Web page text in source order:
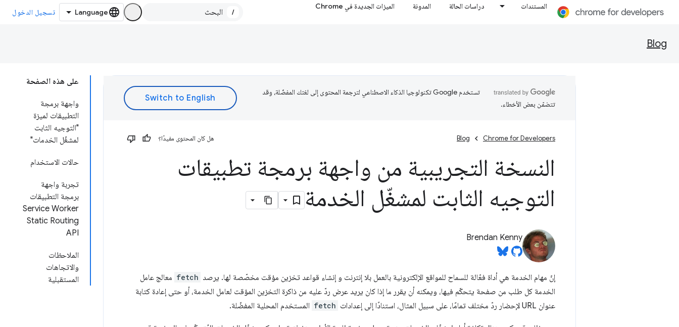
المستندات دراسات الحالة المدونة الميزات الجديدة في Chrome
/ تسجيل الدخول
Blog
على هذه الصفحة
واجهة برمجة
التطبيقات لميزة
"التوجيه الثابت
لمشغّل الخدمات"
حالات الاستخدام
تجربة واجهة
برمجة التطبيقات
Service Worker
Static Routing
API
الملاحظات
والاتجاهات
المستقبلية
تستخدم Google تكنولوجيا الذكاء الاصطناعي لترجمة المحتوى إلى لغتك المفضّلة، وقد
تتضمّن بعض الأخطاء.
Chrome for Developers
Blog هل كان المحتوى مفيدًا؟
النسخة التجريبية من واجهة برمجة تطبيقات
التوجيه الثابت لمشغّل الخدمة
Brendan Kenny
إنّ مهام الخدمة هي أداة فعّالة للسماح للمواقع الإلكترونية بالعمل بلا إنترنت و إنشاء قواعد تخزين مؤقت مخصّصة لها. يرصد fetch معالج عامل
الخدمة كل طلب من صفحة يتحكّم فيها، ويمكنه أن يقرر ما إذا كان يريد عرض ردّ عليه من ذاكرة التخزين المؤقت لعامل الخدمة، أو حتى إعادة كتابة
عنوان URL لإحضار ردّ مختلف تمامًا، على سبيل المثال، استنادًا إلى إعدادات
fetch المستخدم المحلية المفضّلة.